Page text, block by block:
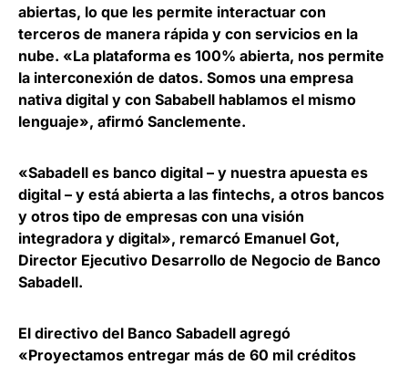
abiertas, lo que les permite interactuar con
terceros de manera rápida y con servicios en la
nube. «La plataforma es 100% abierta, nos permite
la interconexión de datos. Somos una empresa
nativa digital y con Sababell hablamos el mismo
lenguaje», afirmó Sanclemente.
«Sabadell es banco digital – y nuestra apuesta es
digital – y está abierta a las fintechs, a otros bancos
y otros tipo de empresas con una visión
integradora y digital», remarcó Emanuel Got,
Director Ejecutivo Desarrollo de Negocio de Banco
Sabadell.
El directivo del Banco Sabadell agregó
«Proyectamos entregar más de 60 mil créditos